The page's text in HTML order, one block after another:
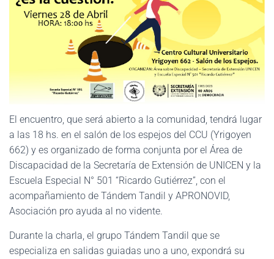
El encuentro, que será abierto a la comunidad, tendrá lugar
a las 18 hs. en el salón de los espejos del CCU (Yrigoyen
662) y es organizado de forma conjunta por el Área de
Discapacidad de la Secretaría de Extensión de UNICEN y la
Escuela Especial N° 501 “Ricardo Gutiérrez”, con el
acompañamiento de Tándem Tandil y APRONOVID,
Asociación pro ayuda al no vidente.
Durante la charla, el grupo Tándem Tandil que se
especializa en salidas guiadas uno a uno, expondrá su